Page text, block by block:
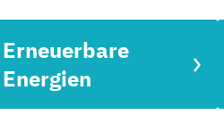
Erneuerbare
Energien